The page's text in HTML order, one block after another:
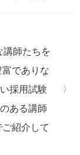
講師たちを
でありな
採用試験
ある講師
紹介して